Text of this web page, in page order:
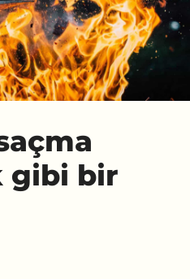
gibi bir